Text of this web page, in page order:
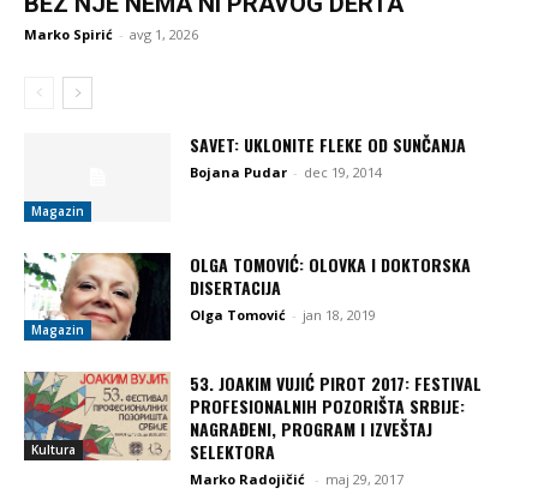
Marko Spirić - avg 1, 2026
Magazin
SAVET: UKLONITE FLEKE OD SUNČANJA
Bojana Pudar - dec 19, 2014
Magazin
OLGA TOMOVIĆ: OLOVKA I DOKTORSKA
DISERTACIJA
Olga Tomović - jan 18, 2019
Kultura
53. JOAKIM VUJIĆ PIROT 2017: FESTIVAL
PROFESIONALNIH POZORIŠTA SRBIJE:
NAGRAĐENI, PROGRAM I IZVEŠTAJ
SELEKTORA
Marko Radojičić - maj 29, 2017